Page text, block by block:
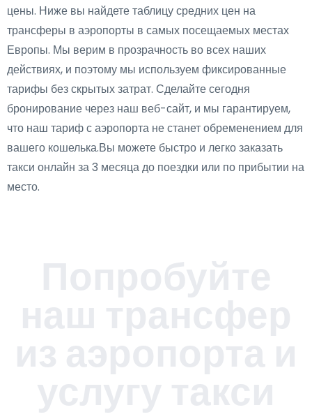
цены. Ниже вы найдете таблицу средних цен на
трансферы в аэропорты в самых посещаемых местах
Европы. Мы верим в прозрачность во всех наших
действиях, и поэтому мы используем фиксированные
тарифы без скрытых затрат. Сделайте сегодня
бронирование через наш веб-сайт, и мы гарантируем,
что наш тариф с аэропорта не станет обременением для
вашего кошелька.Вы можете быстро и легко заказать
такси онлайн за 3 месяца до поездки или по прибытии на
место.